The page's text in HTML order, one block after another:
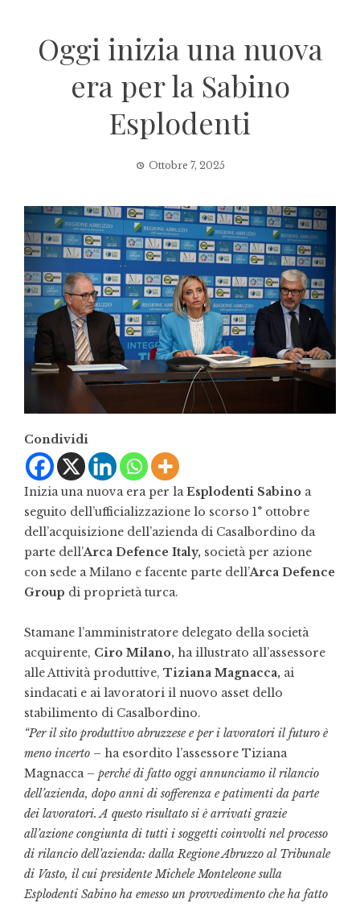
Oggi inizia una nuova
era per la Sabino
Esplodenti
Ottobre 7, 2025
Condividi
Inizia una nuova era per laEsplodenti Sabino a
seguito dell’ufficializzazione lo scorso 1° ottobre
dell’acquisizione dell’azienda di Casalbordino da
parte dell’Arca Defence Italy, società per azione
con sede a Milano e facente parte dell’Arca Defence
Group di proprietà turca.
Stamane l’amministratore delegato della società
acquirente, Ciro Milano, ha illustrato all’assessore
alle Attività produttive, Tiziana Magnacca, ai
sindacati e ai lavoratori il nuovo asset dello
stabilimento di Casalbordino.
“Per il sito produttivo abruzzese e per i lavoratori il futuro è
meno incerto – ha esordito l’assessore Tiziana
Magnacca – perché di fatto oggi annunciamo il rilancio
dell’azienda, dopo anni di sofferenza e patimenti da parte
dei lavoratori. A questo risultato si è arrivati grazie
all’azione congiunta di tutti i soggetti coinvolti nel processo
di rilancio dell’azienda: dalla Regione Abruzzo al Tribunale
di Vasto, il cui presidente Michele Monteleone sulla
Esplodenti Sabino ha emesso un provvedimento che ha fatto